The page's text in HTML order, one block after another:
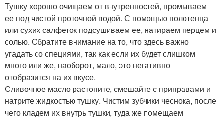
Тушку хорошо очищаем от внутренностей, промываем
ее под чистой проточной водой. С помощью полотенца
или сухих салфеток подсушиваем ее, натираем перцем и
солью. Обратите внимание на то, что здесь важно
угадать со специями, так как если их будет слишком
много или же, наоборот, мало, это негативно
отобразится на их вкусе.
Сливочное масло растопите, смешайте с приправами и
натрите жидкостью тушку. Чистим зубчики чеснока, после
чего кладем их внутрь тушки, туда же помещаем